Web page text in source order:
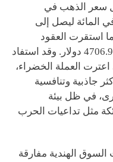
سعر الذهب في
الفورية صعوداً بنسبة 0.3 في المائة ليصل إلى
بينما استقرت العقود
الأميركية الآجلة تسليم حزيران عند 4706.90 دولار. وقد استفاد
العملة الخضراء،
جاذبية وتنافسية
في ظل بيئة
مثل تداعيات الحرب
الهندية مفارقة